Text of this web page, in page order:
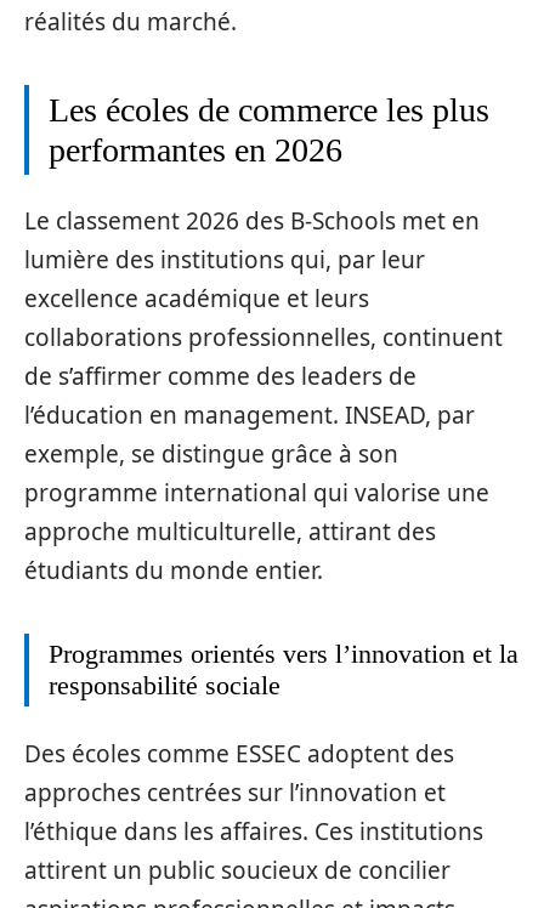
réalités du marché.
Les écoles de commerce les plus
performantes en 2026
Le classement 2026 des B-Schools met en
lumière des institutions qui, par leur
excellence académique et leurs
collaborations professionnelles, continuent
de s’affirmer comme des leaders de
l’éducation en management. INSEAD, par
exemple, se distingue grâce à son
programme international qui valorise une
approche multiculturelle, attirant des
étudiants du monde entier.
Programmes orientés vers l’innovation et la
responsabilité sociale
Des écoles comme ESSEC adoptent des
approches centrées sur l’innovation et
l’éthique dans les affaires. Ces institutions
attirent un public soucieux de concilier